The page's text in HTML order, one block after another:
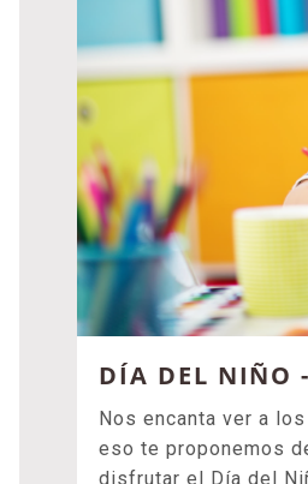
DÍA DEL NIÑO
Nos encanta ver a
eso te proponemos
disfrutar el Día del